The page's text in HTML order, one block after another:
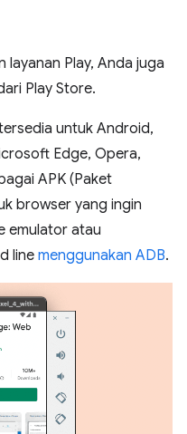
layanan Play, Anda juga
Play Store.
untuk Android,
Edge, Opera,
APK (Paket
browser yang ingin
emulator atau
line menggunakan ADB.